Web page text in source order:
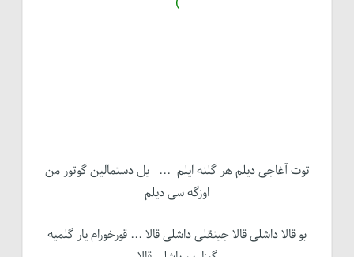
توت آغاجی دیلم هر گلنه ایلم ... یل دستمالین گوتور من
اوزگه سی دیلم
بو قالا داشلی قالا جینقلی داشلی قالا ... قورخورام یار گلمیه